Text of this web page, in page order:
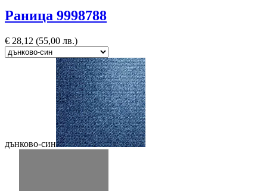
Раница 9998788
€ 28,12 (55,00 лв.)
дънково-син